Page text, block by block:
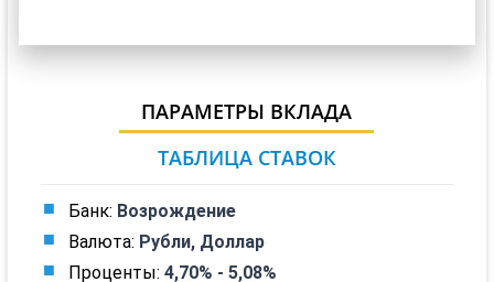
ПАРАМЕТРЫ ВКЛАДА
ТАБЛИЦА СТАВОК
Банк: Возрождение
Валюта: Рубли, Доллар
Проценты: 4,70% - 5,08%